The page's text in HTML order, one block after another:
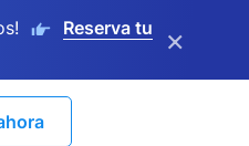
Reserva tu
×